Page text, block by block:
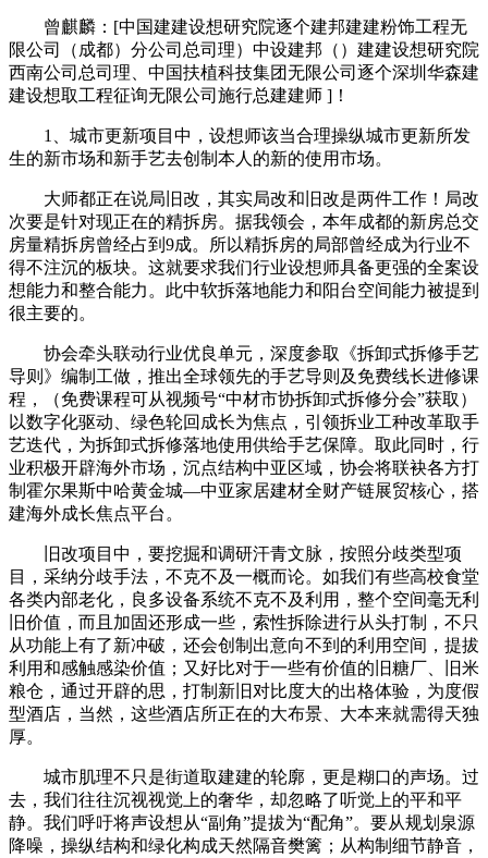
曾麒麟：[中国建建设想研究院逐个建邦建建粉饰工程无
限公司（成都）分公司总司理）中设建邦（）建建设想研究院
西南公司总司理、中国扶植科技集团无限公司逐个深圳华森建
建设想取工程征询无限公司施行总建建师 ]！
1、城市更新项目中，设想师该当合理操纵城市更新所发
生的新市场和新手艺去创制本人的新的使用市场。
大师都正在说局旧改，其实局改和旧改是两件工作！局改
次要是针对现正在的精拆房。据我领会，本年成都的新房总交
房量精拆房曾经占到9成。所以精拆房的局部曾经成为行业不
得不注沉的板块。这就要求我们行业设想师具备更强的全案设
想能力和整合能力。此中软拆落地能力和阳台空间能力被提到
很主要的。
协会牵头联动行业优良单元，深度参取《拆卸式拆修手艺
导则》编制工做，推出全球领先的手艺导则及免费线长进修课
程，（免费课程可从视频号“中材市协拆卸式拆修分会”获取）
以数字化驱动、绿色轮回成长为焦点，引领拆业工种改革取手
艺迭代，为拆卸式拆修落地使用供给手艺保障。取此同时，行
业积极开辟海外市场，沉点结构中亚区域，协会将联袂各方打
制霍尔果斯中哈黄金城—中亚家居建材全财产链展贸核心，搭
建海外成长焦点平台。
旧改项目中，要挖掘和调研汗青文脉，按照分歧类型项
目，采纳分歧手法，不克不及一概而论。如我们有些高校食堂
各类内部老化，良多设备系统不克不及利用，整个空间毫无利
旧价值，而且加固还形成一些，索性拆除进行从头打制，不只
从功能上有了新冲破，还会创制出意向不到的利用空间，提拔
利用和感触感染价值；又好比对于一些有价值的旧糖厂、旧米
粮仓，通过开辟的思，打制新旧对比度大的出格体验，为度假
型酒店，当然，这些酒店所正在的大布景、大本来就需得天独
厚。
城市肌理不只是街道取建建的轮廓，更是糊口的声场。过
去，我们往往沉视视觉上的奢华，却忽略了听觉上的平和平
静。我们呼吁将声设想从“副角”提拔为“配角”。要从规划泉源
降噪，操纵结构和绿化构成天然隔音樊篱；从构制细节静音，